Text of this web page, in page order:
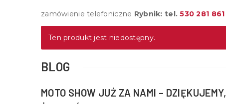
zamówienie telefoniczne Rybnik: tel.530 281 861
Ten produkt jest niedostępny.
BLOG
MOTO SHOW JUŻ ZA NAMI – DZIĘKUJEMY,